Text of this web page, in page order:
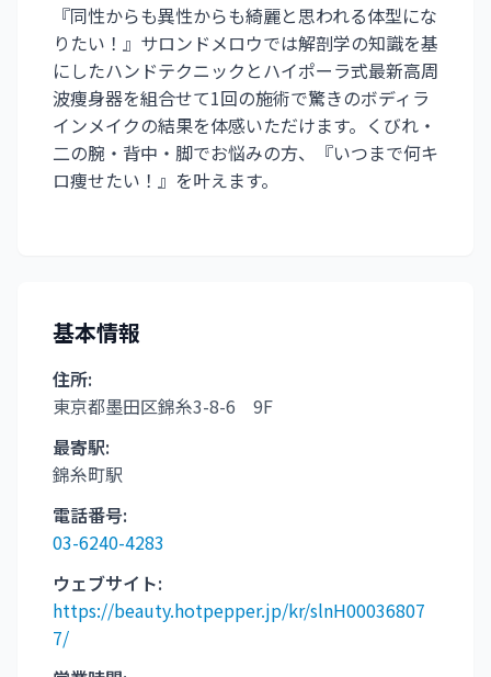
『同性からも異性からも綺麗と思われる体型にな
りたい！』サロンドメロウでは解剖学の知識を基
にしたハンドテクニックとハイポーラ式最新高周
波痩身器を組合せて1回の施術で驚きのボディラ
インメイクの結果を体感いただけます。くびれ・
二の腕・背中・脚でお悩みの方、『いつまで何キ
ロ痩せたい！』を叶えます。
基本情報
住所:
東京都墨田区錦糸3-8-6 9F
最寄駅:
錦糸町駅
電話番号:
03-6240-4283
ウェブサイト:
https://beauty.hotpepper.jp/kr/slnH00036807
7/